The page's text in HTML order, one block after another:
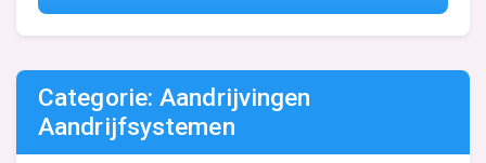
Categorie: Aandrijvingen
Aandrijfsystemen